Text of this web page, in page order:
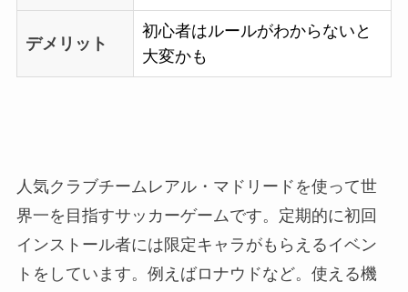
デメリット
初心者はルールがわからないと
大変かも
人気クラブチームレアル・マドリードを使って世
界一を目指すサッカーゲームです。定期的に初回
インストール者には限定キャラがもらえるイベン
トをしています。例えばロナウドなど。使える機